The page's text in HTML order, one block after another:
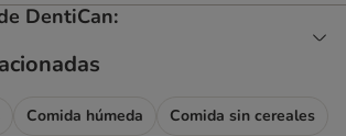
DentiCan:
Comida húmeda
Comida sin cereales